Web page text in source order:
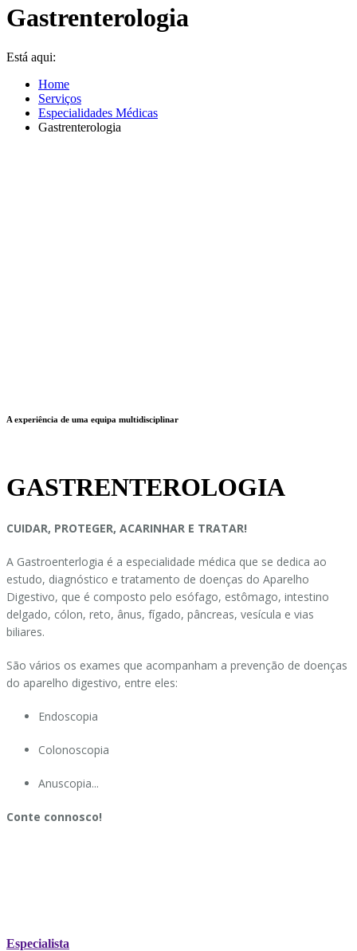
Gastrenterologia
Está aqui:
Home
Serviços
Especialidades Médicas
Gastrenterologia
A experiência de uma equipa multidisciplinar
GASTRENTEROLOGIA
CUIDAR, PROTEGER, ACARINHAR E TRATAR!
A Gastroenterlogia é a especialidade médica que se dedica ao
estudo, diagnóstico e tratamento de doenças do Aparelho
Digestivo, que é composto pelo esófago, estômago, intestino
delgado, cólon, reto, ânus, fígado, pâncreas, vesícula e vias
biliares.
São vários os exames que acompanham a prevenção de doenças
do aparelho digestivo, entre eles:
Endoscopia
Colonoscopia
Anuscopia...
Conte connosco!
Especialista